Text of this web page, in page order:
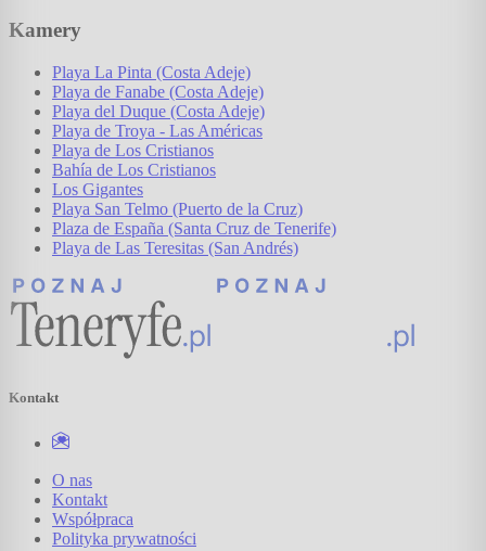
Kamery
Playa La Pinta (Costa Adeje)
Playa de Fanabe (Costa Adeje)
Playa del Duque (Costa Adeje)
Playa de Troya - Las Américas
Playa de Los Cristianos
Bahía de Los Cristianos
Los Gigantes
Playa San Telmo (Puerto de la Cruz)
Plaza de España (Santa Cruz de Tenerife)
Playa de Las Teresitas (San Andrés)
Kontakt
O nas
Kontakt
Współpraca
Polityka prywatności